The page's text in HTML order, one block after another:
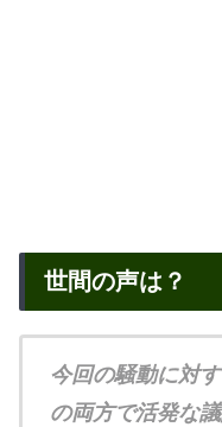
世間の声は？
今回の騒動に対
の両方で活発な